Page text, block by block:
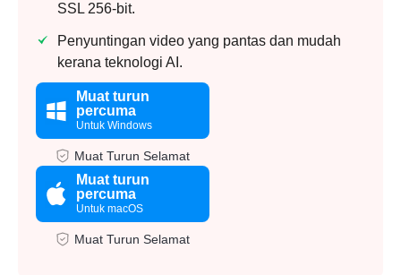
SSL 256-bit.
Penyuntingan video yang pantas dan mudah
kerana teknologi AI.
Muat turun
percuma
Untuk Windows
Muat Turun Selamat
Muat turun
percuma
Untuk macOS
Muat Turun Selamat